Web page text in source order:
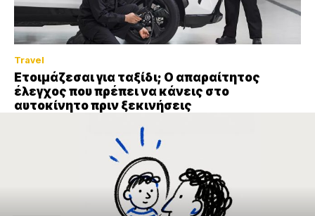
Travel
Ετοιμάζεσαι για ταξίδι; Ο απαραίτητος
έλεγχος που πρέπει να κάνεις στο
αυτοκίνητο πριν ξεκινήσεις